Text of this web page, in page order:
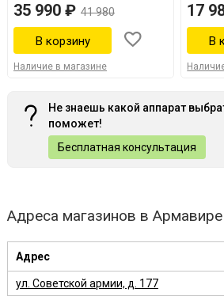
35 990 ₽ 41 980
Наличие в магазине
17
Не знаешь какой аппарат
поможет!
Бесплатная консультация
Адреса магазинов в Армавире
Адрес
ул. Советской армии, д. 177